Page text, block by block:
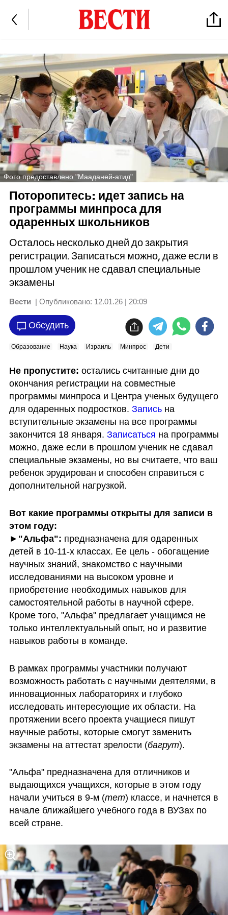
Фото предоставлено "Мааданей-атид"
Поторопитесь: идет запись на
программы минпроса для
одаренных школьников
Осталось несколько дней до закрытия
регистрации. Записаться можно, даже если в
прошлом ученик не сдавал специальные
экзамены
Вести | Опубликовано: 12.01.26 | 20:09
Обсудить
Образование Наука Израиль Минпрос Дети
Не пропустите: остались считанные дни до
окончания регистрации на совместные
программы минпроса и Центра ученых будущего
для одаренных подростков. Запись на
вступительные экзамены на все программы
закончится 18 января. Записаться на программы
можно, даже если в прошлом ученик не сдавал
специальные экзамены, но вы считаете, что ваш
ребенок эрудирован и способен справиться с
дополнительной нагрузкой.
Вот какие программы открыты для записи в
этом году:
► "Альфа": предназначена для одаренных
детей в 10-11-х классах. Ее цель - обогащение
научных знаний, знакомство с научными
исследованиями на высоком уровне и
приобретение необходимых навыков для
самостоятельной работы в научной сфере.
Кроме того, "Альфа" предлагает учащимся не
только интеллектуальный опыт, но и развитие
навыков работы в команде.
В рамках программы участники получают
возможность работать с научными деятелями, в
инновационных лабораториях и глубоко
исследовать интересующие их области. На
протяжении всего проекта учащиеся пишут
научные работы, которые смогут заменить
экзамены на аттестат зрелости (багрут).
"Альфа" предназначена для отличников и
выдающихся учащихся, которые в этом году
начали учиться в 9-м (тет) классе, и начнется в
начале ближайшего учебного года в ВУЗах по
всей стране.